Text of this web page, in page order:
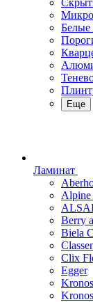
Еще
Ламинат
Berry
Biela
Clix
Egger